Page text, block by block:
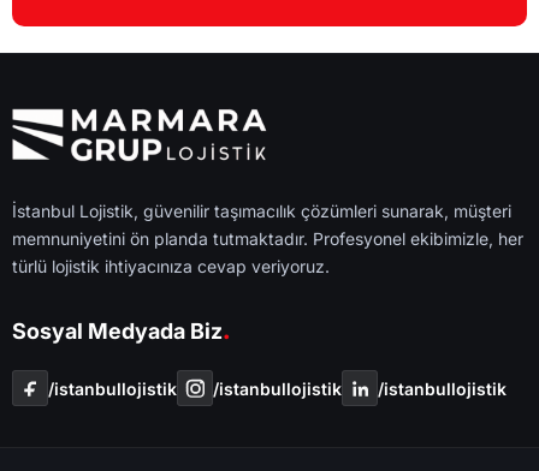
İstanbul Lojistik, güvenilir taşımacılık çözümleri sunarak, müşteri
memnuniyetini ön planda tutmaktadır. Profesyonel ekibimizle, her
türlü lojistik ihtiyacınıza cevap veriyoruz.
Sosyal Medyada Biz.
/i̇stanbullojistik /i̇stanbullojistik /i̇stanbullojistik